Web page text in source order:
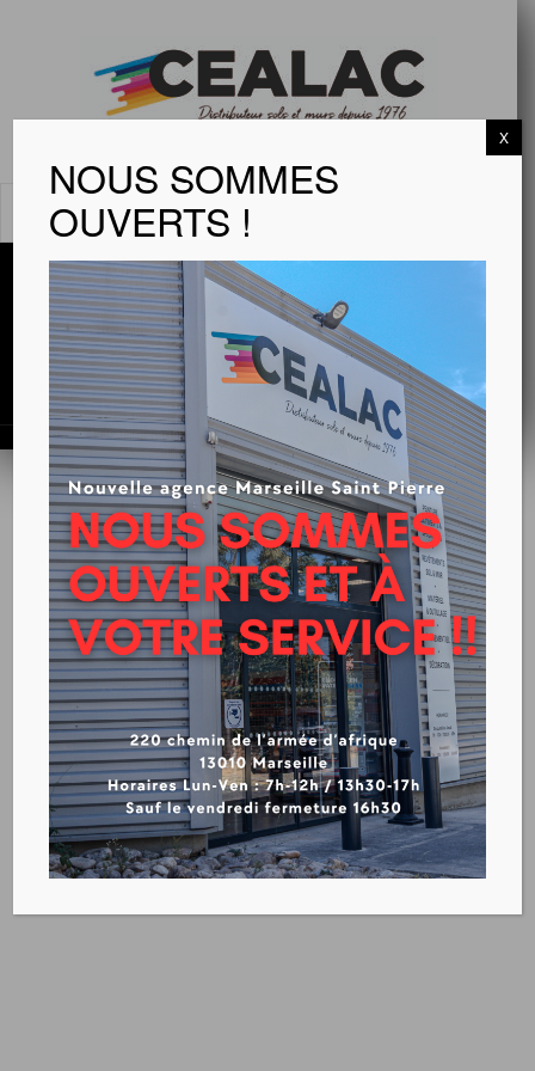
MENU
CONTRECOLLÉ
MASSIF
SEMI-MASSIF
TERRASSE BOIS MASSIF-DECKING
NOUS SOMMES
OUVERTS !
X